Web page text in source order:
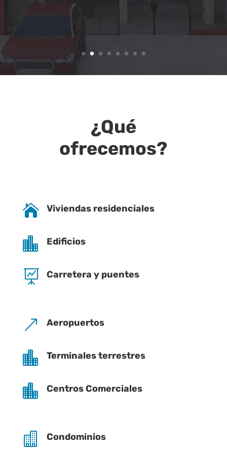
¿Qué
ofrecemos?
 Viviendas residenciales
 Edificios
 Carretera y puentes
& Aeropuertos
 Terminales terrestres
 Centros Comerciales
 Condominios